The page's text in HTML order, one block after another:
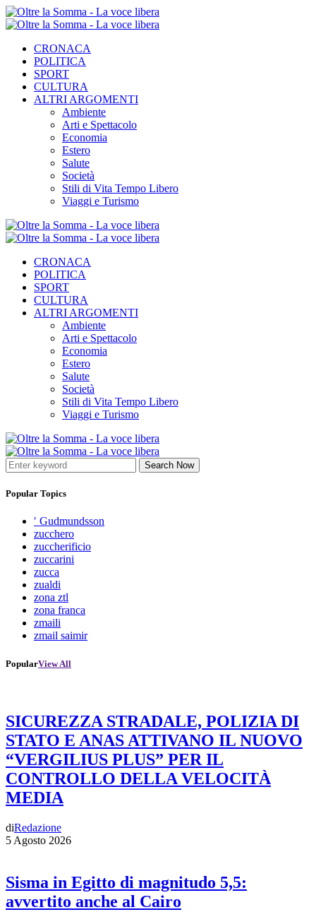
CRONACA
POLITICA
SPORT
CULTURA
ALTRI ARGOMENTI
Ambiente
Arti e Spettacolo
Economia
Estero
Salute
Società
Stili di Vita Tempo Libero
Viaggi e Turismo
CRONACA
POLITICA
SPORT
CULTURA
ALTRI ARGOMENTI
Ambiente
Arti e Spettacolo
Economia
Estero
Salute
Società
Stili di Vita Tempo Libero
Viaggi e Turismo
Search Now
Popular Topics
′ Gudmundsson
zucchero
zuccherificio
zuccarini
zucca
zualdi
zona ztl
zona franca
zmaili
zmail saimir
PopularView All
SICUREZZA STRADALE, POLIZIA DI
STATO E ANAS ATTIVANO IL NUOVO
“VERGILIUS PLUS” PER IL
CONTROLLO DELLA VELOCITÀ
MEDIA
diRedazione
5 Agosto 2026
Sisma in Egitto di magnitudo 5,5:
avvertito anche al Cairo